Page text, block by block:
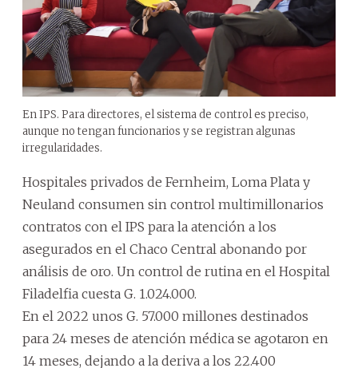
En IPS. Para directores, el sistema de control es preciso,
aunque no tengan funcionarios y se registran algunas
irregularidades.
Hospitales privados de Fernheim, Loma Plata y
Neuland consumen sin control multimillonarios
contratos con el IPS para la atención a los
asegurados en el Chaco Central abonando por
análisis de oro. Un control de rutina en el Hospital
Filadelfia cuesta G. 1.024.000.
En el 2022 unos G. 57.000 millones destinados
para 24 meses de atención médica se agotaron en
14 meses, dejando a la deriva a los 22.400